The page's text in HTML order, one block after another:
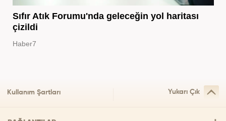
Sıfır Atık Forumu'nda geleceğin yol haritası
çizildi
Haber7
Kullanım Şartları Yukarı Çık